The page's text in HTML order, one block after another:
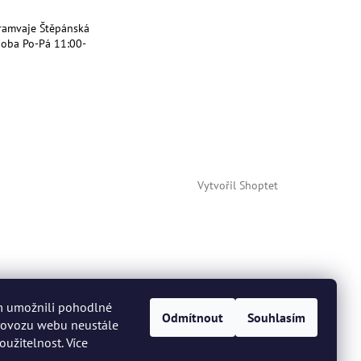
umožnili pohodlné
webu neustále
Více
Odmítnout Souhlasím
Štěpánská
Po-Pá 11:00-
Vytvořil Shoptet